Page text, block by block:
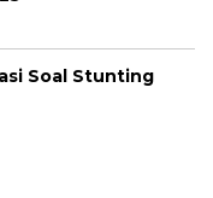
Soal Stunting